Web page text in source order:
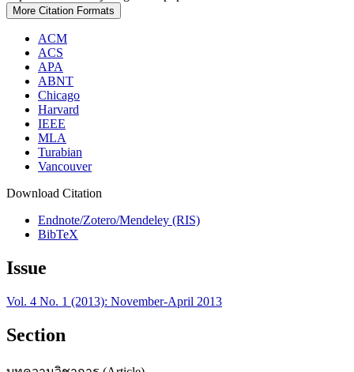
More Citation Formats
ACM
ACS
APA
ABNT
Chicago
Harvard
IEEE
MLA
Turabian
Vancouver
Download Citation
Endnote/Zotero/Mendeley (RIS)
BibTeX
Issue
Vol. 4 No. 1 (2013): November-April 2013
Section